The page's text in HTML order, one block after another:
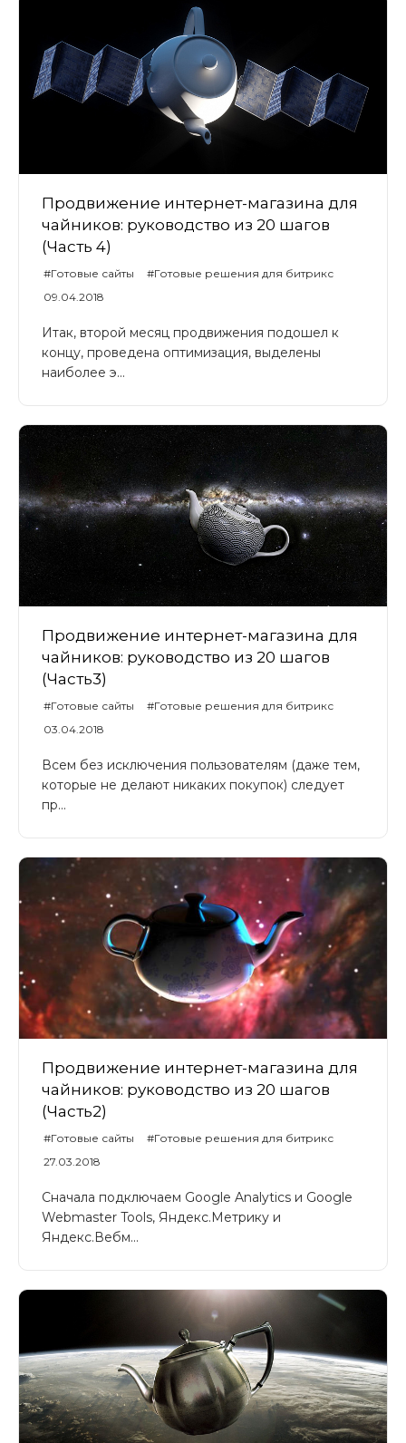
Продвижение интернет-магазина для
чайников: руководство из 20 шагов
(Часть 4)
#Готовые сайты
#Готовые решения для битрикс
09.04.2018
Итак, второй месяц продвижения подошел к
концу, проведена оптимизация, выделены
наиболее э...
Продвижение интернет-магазина для
чайников: руководство из 20 шагов
(Часть3)
#Готовые сайты
#Готовые решения для битрикс
03.04.2018
Всем без исключения пользователям (даже тем,
которые не делают никаких покупок) следует
пр...
Продвижение интернет-магазина для
чайников: руководство из 20 шагов
(Часть2)
#Готовые сайты
#Готовые решения для битрикс
27.03.2018
Сначала подключаем Google Analytics и Google
Webmaster Tools, Яндекс.Метрику и
Яндекс.Вебм...